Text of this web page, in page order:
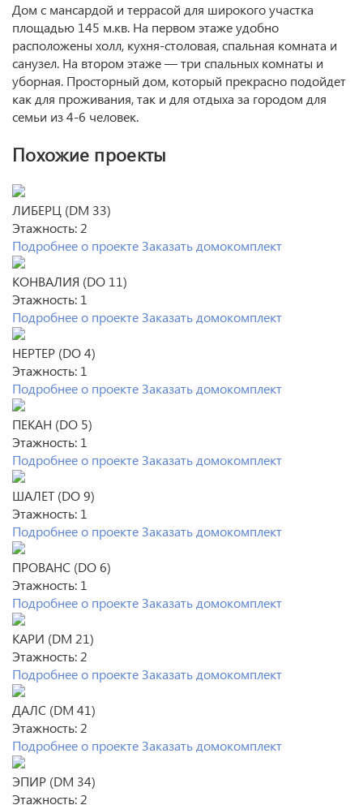
Дом с мансардой и террасой для широкого участка
площадью 145 м.кв. На первом этаже удобно
расположены холл, кухня-столовая, спальная комната и
санузел. На втором этаже — три спальных комнаты и
уборная. Просторный дом, который прекрасно подойдет
как для проживания, так и для отдыха за городом для
семьи из 4-6 человек.
Похожие проекты
ЛИБЕРЦ (DM 33)
Этажность: 2
Подробнее о проектеЗаказать домокомплект
КОНВАЛИЯ (DO 11)
Этажность: 1
Подробнее о проектеЗаказать домокомплект
НЕРТЕР (DO 4)
Этажность: 1
Подробнее о проектеЗаказать домокомплект
ПЕКАН (DO 5)
Этажность: 1
Подробнее о проектеЗаказать домокомплект
ШАЛЕТ (DO 9)
Этажность: 1
Подробнее о проектеЗаказать домокомплект
ПРОВАНС (DO 6)
Этажность: 1
Подробнее о проектеЗаказать домокомплект
КАРИ (DM 21)
Этажность: 2
Подробнее о проектеЗаказать домокомплект
ДАЛС (DM 41)
Этажность: 2
Подробнее о проектеЗаказать домокомплект
ЭПИР (DM 34)
Этажность: 2